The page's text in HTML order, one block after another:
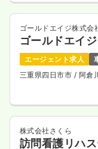
ゴールドエイジ株式会
ゴールドエイ
エージェント求人
三重県四日市市 / 阿倉
株式会社さくら
訪問看護リハ